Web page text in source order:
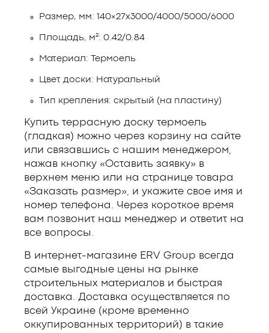
Размер, мм: 140×27х3000/4000/5000/6000
Площадь, м²: 0.42/0.84
Материал: Термоель
Цвет доски: Натуральный
Тип крепления: скрытый (на пластину)
Купить террасную доску термоель
(гладкая) можно через корзину на сайте
или связавшись с нашим менеджером,
нажав кнопку «Оставить заявку» в
верхнем меню или на странице товара
«Заказать размер», и укажите свое имя и
номер телефона. Через короткое время
вам позвонит наш менеджер и ответит на
все вопросы.
В интернет-магазине ERV Group всегда
самые выгодные цены на рынке
строительных материалов и быстрая
доставка. Доставка осуществляется по
всей Украине (кроме временно
оккупированных территорий) в такие